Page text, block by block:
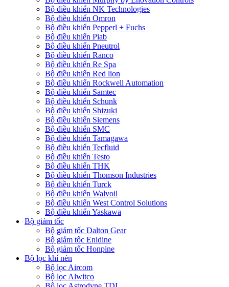
Bộ điều khiển NK Technologies
Bộ điều khiển Omron
Bộ điều khiển Pepperl + Fuchs
Bộ điều khiển Piab
Bộ điều khiển Pneutrol
Bộ điều khiển Ranco
Bộ điều khiển Re Spa
Bộ điều khiển Red lion
Bộ điều khiển Rockwell Automation
Bộ điều khiển Samtec
Bộ điều khiển Schunk
Bộ điều khiển Shizuki
Bộ điều khiển Siemens
Bộ điều khiển SMC
Bộ điều khiển Tamagawa
Bộ điều khiển Tecfluid
Bộ điều khiển Testo
Bộ điều khiển THK
Bộ điều khiển Thomson Industries
Bộ điều khiển Turck
Bộ điều khiển Walvoil
Bộ điều khiển West Control Solutions
Bộ điều khiển Yaskawa
Bộ giảm tốc
Bộ giảm tốc Dalton Gear
Bộ giảm tốc Enidine
Bộ giảm tốc Honpine
Bộ lọc khí nén
Bộ lọc Aircom
Bộ lọc Alwitco